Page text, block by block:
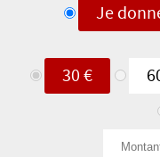
Je
donne
30 €